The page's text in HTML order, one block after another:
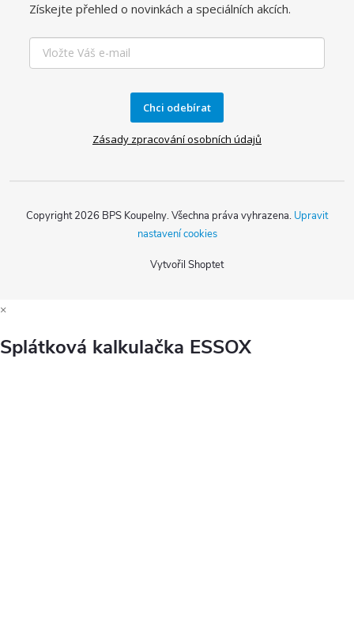
Získejte přehled o novinkách a speciálních akcích.
Chci odebírat
Zásady zpracování osobních údajů
Vytvořil Shoptet
Copyright 2026 BPS Koupelny. Všechna práva vyhrazena. Upravit
nastavení cookies
×
Splátková kalkulačka ESSOX